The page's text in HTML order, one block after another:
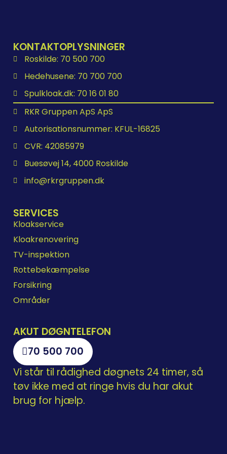
KONTAKTOPLYSNINGER
Roskilde: 70 500 700
Hedehusene: 70 700 700
Spulkloak.dk: 70 16 01 80
RKR Gruppen ApS ApS
Autorisationsnummer: KFUL-16825
CVR: 42085979
Buesøvej 14, 4000 Roskilde
info@rkrgruppen.dk
SERVICES
Kloakservice
Kloakrenovering
TV-inspektion
Rottebekæmpelse
Forsikring
Områder
AKUT DØGNTELEFON
70 500 700
Vi står til rådighed døgnets 24 timer, så
tøv ikke med at ringe hvis du har akut
brug for hjælp.